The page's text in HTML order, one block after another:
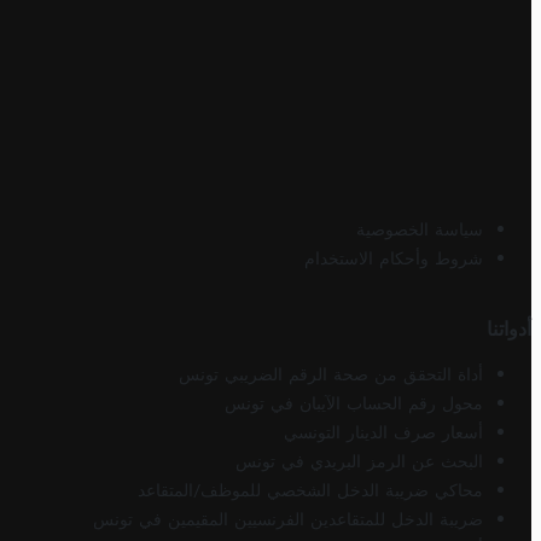
سياسة الخصوصية
شروط وأحكام الاستخدام
أدواتنا
أداة التحقق من صحة الرقم الضريبي تونس
محول رقم الحساب الآيبان في تونس
أسعار صرف الدينار التونسي
البحث عن الرمز البريدي في تونس
محاكي ضريبة الدخل الشخصي للموظف/المتقاعد
ضريبة الدخل للمتقاعدين الفرنسيين المقيمين في تونس